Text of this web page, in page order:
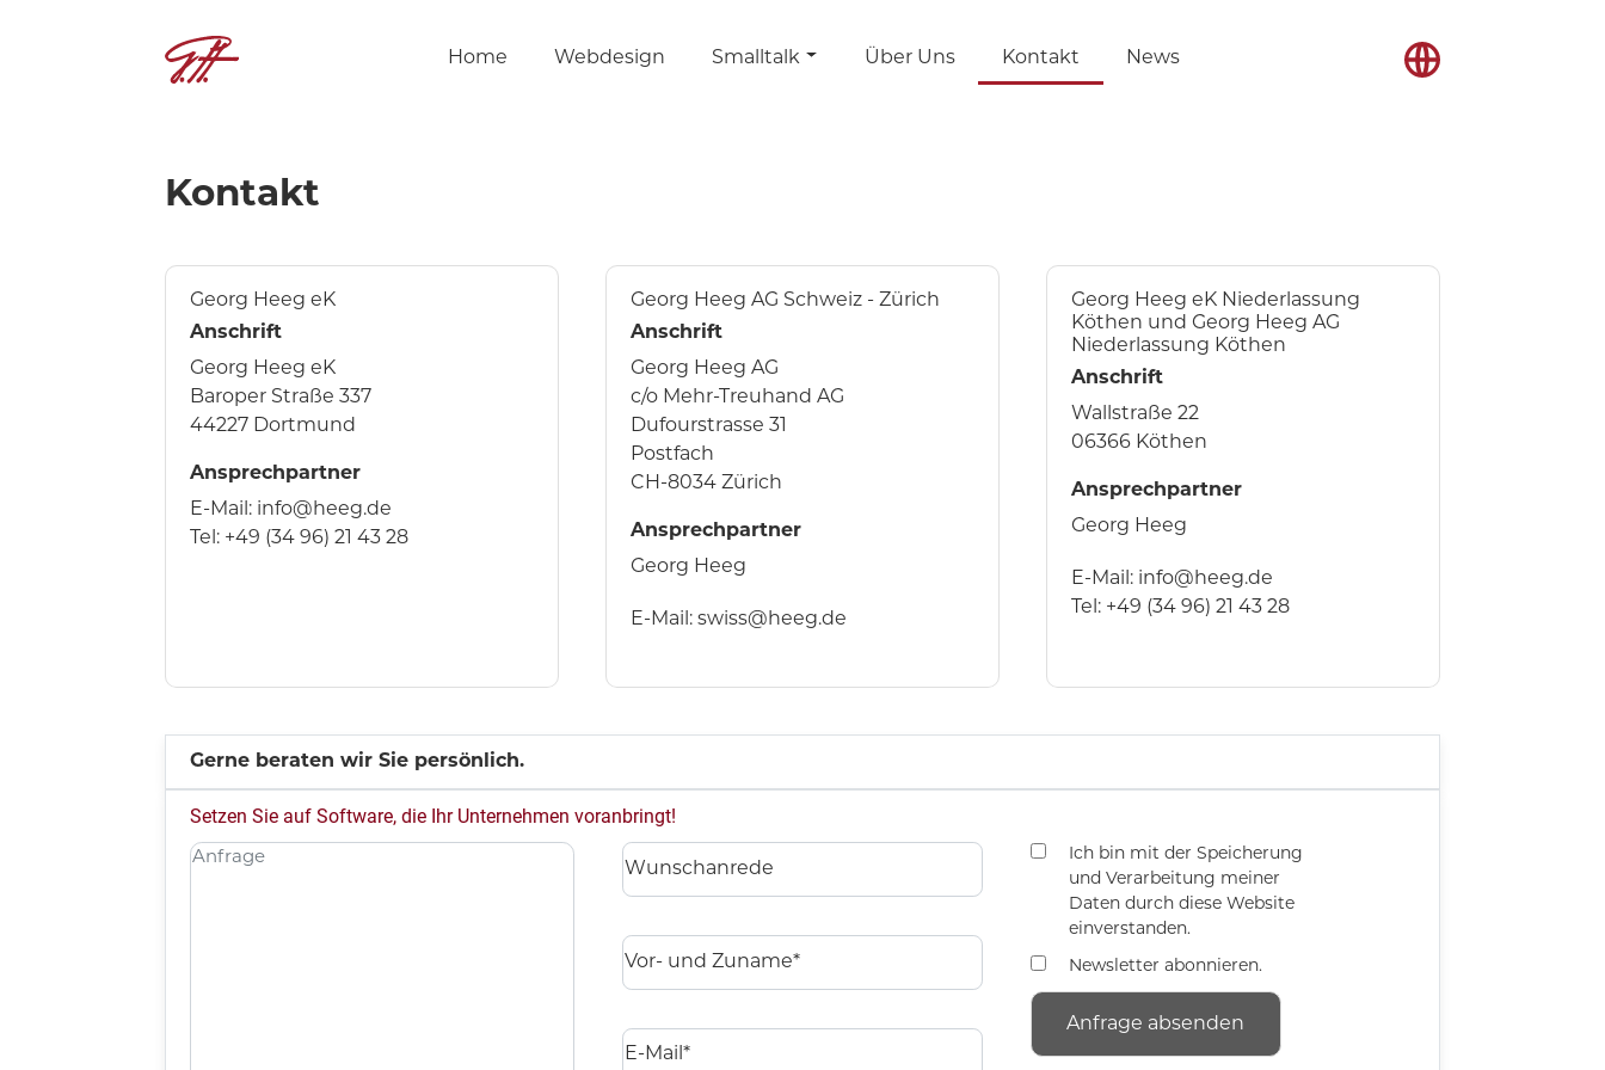
Home Webdesign Smalltalk Über Uns Kontakt News
Kontakt
Georg Heeg eK
Anschrift
Georg Heeg eK
Baroper Straße 337
44227 Dortmund
Ansprechpartner
E-Mail: info@heeg.de
Tel: +49 (34 96) 21 43 28
Georg Heeg AG Schweiz - Zürich
Anschrift
Georg Heeg AG
c/o Mehr-Treuhand AG
Dufourstrasse 31
Postfach
CH-8034 Zürich
Ansprechpartner
Georg Heeg
E-Mail: swiss@heeg.de
Georg Heeg eK Niederlassung
Köthen und Georg Heeg AG
Niederlassung Köthen
Anschrift
Wallstraße 22
06366 Köthen
Ansprechpartner
Georg Heeg
E-Mail: info@heeg.de
Tel: +49 (34 96) 21 43 28
Gerne beraten wir Sie persönlich.
Setzen Sie auf Software, die Ihr Unternehmen voranbringt!
Ich bin mit der Speicherung
und Verarbeitung meiner
Daten durch diese Website
einverstanden.
Newsletter abonnieren.